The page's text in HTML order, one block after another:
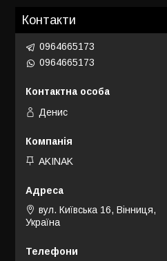
Контакти
0964665173
0964665173
Денис
AKINAK
вул. Київська 16, Вінниця,
Україна